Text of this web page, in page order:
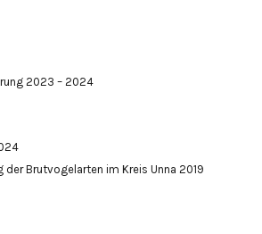
2023 – 2024
Brutvogelarten im Kreis Unna 2019